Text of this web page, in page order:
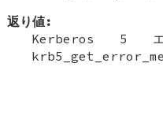
返り値:
Kerberos 5